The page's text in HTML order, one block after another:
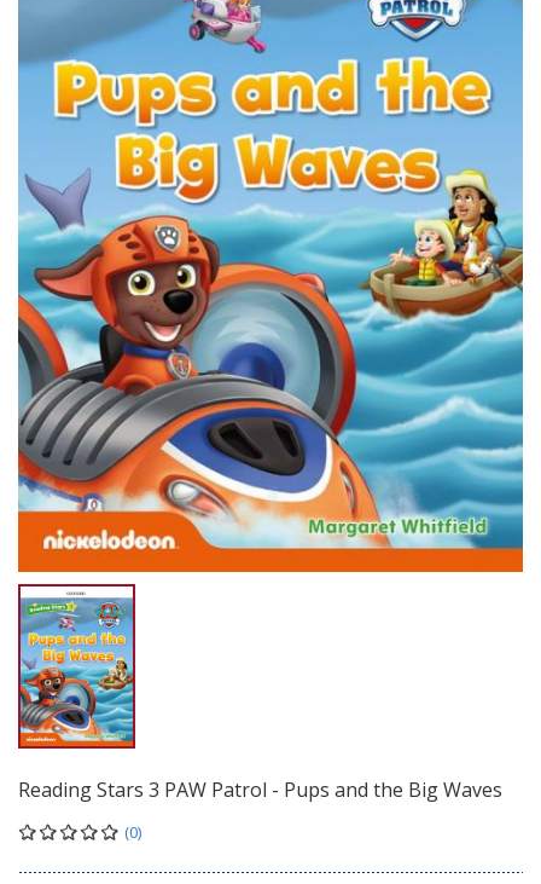
Reading Stars 3 PAW Patrol - Pups and the Big Waves
(0)